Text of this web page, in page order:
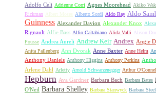
Adolfo Celi Adrienne Corri Agnes Moorehead Akiko
Rickman
Albert Moses Alberto Sordi Aldo Ray Aldo
Guinness Alexander Davion Alexander Knox
Rignault Alfie Bass Alfio Caltabiano Alida Valli Alison
Pousse Andrea Aureli Andrew Keir Andrex Angie
Anita Pallenberg Ann Dvorak Anne Baxter Anne Helm
Anthony Daniels Anthony Higgins Anthony Perkins
Arlene Dahl Arletty Arnold Schwarzenegger Arthur
Hepburn Ava Gardner Barbara Bach Barbara Bates
O'Neil Barbara Shelley Barbara Stanwyck Barbara